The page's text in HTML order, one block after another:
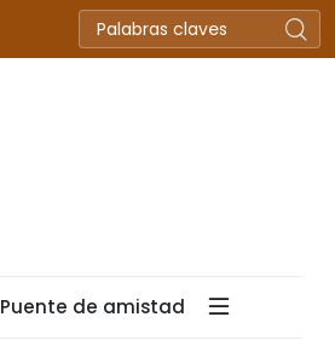
Puente de amistad